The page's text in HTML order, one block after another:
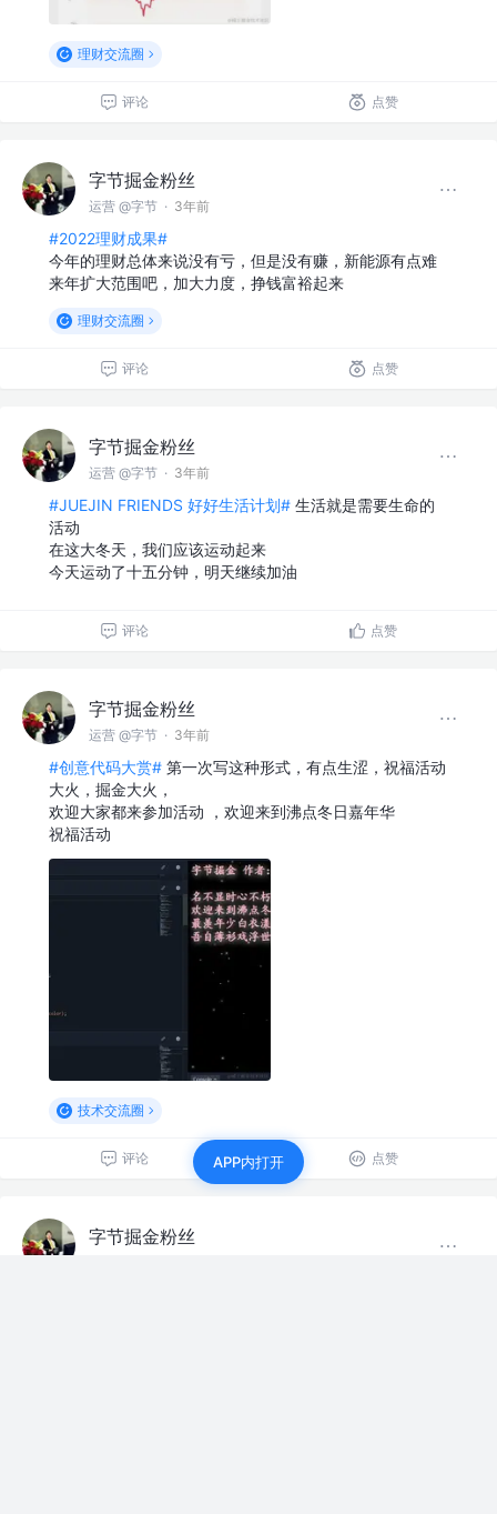
理财交流圈
评论 点赞
字节掘金粉丝
运营 @字节 · 3年前
#2022理财成果#
今年的理财总体来说没有亏，但是没有赚，新能源有点难
来年扩大范围吧，加大力度，挣钱富裕起来
理财交流圈
评论 点赞
字节掘金粉丝
运营 @字节 · 3年前
#JUEJIN FRIENDS 好好生活计划# 生活就是需要生命的
活动
在这大冬天，我们应该运动起来
今天运动了十五分钟，明天继续加油
评论 点赞
字节掘金粉丝
运营 @字节 · 3年前
#创意代码大赏# 第一次写这种形式，有点生涩，祝福活动
大火，掘金大火，
欢迎大家都来参加活动 ，欢迎来到沸点冬日嘉年华
祝福活动
技术交流圈
评论 点赞
字节掘金粉丝
APP内打开